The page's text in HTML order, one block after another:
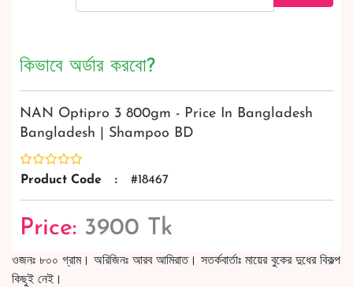
কিভাবে অর্ডার করবো?
NAN Optipro 3 800gm - Price In Bangladesh
Bangladesh | Shampoo BD
Product Code : #18467
Price: 3900 Tk
ওজনঃ ৮০০ গ্রাম। অরিজিনঃ আরব আমিরাত। সতর্কবার্তাঃ মায়ের বুকের দুধের বিকল্প
কিছুই নেই।